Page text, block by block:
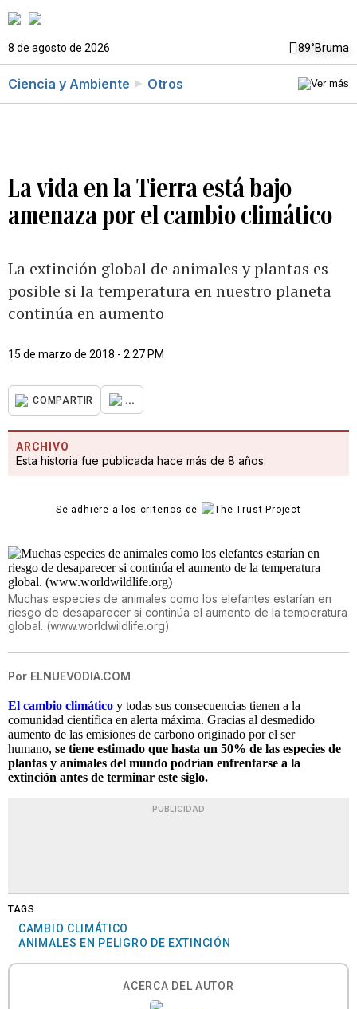
8 de agosto de 2026 89°Bruma
Ciencia y Ambiente Otros
La vida en la Tierra está bajo
amenaza por el cambio climático
La extinción global de animales y plantas es
posible si la temperatura en nuestro planeta
continúa en aumento
15 de marzo de 2018 - 2:27 PM
COMPARTIR ...
ARCHIVO
Esta historia fue publicada hace más de 8 años.
Se adhiere a los criterios de
Muchas especies de animales como los elefantes estarían en
riesgo de desaparecer si continúa el aumento de la temperatura
global. (www.worldwildlife.org)
Por ELNUEVODIA.COM
El cambio climático y todas sus consecuencias tienen a la
comunidad científica en alerta máxima. Gracias al desmedido
aumento de las emisiones de carbono originado por el ser
humano, se tiene estimado que hasta un 50% de las especies de
plantas y animales del mundo podrían enfrentarse a la
extinción antes de terminar este siglo.
PUBLICIDAD
TAGS
CAMBIO CLIMÁTICO
ANIMALES EN PELIGRO DE EXTINCIÓN
ACERCA DEL AUTOR